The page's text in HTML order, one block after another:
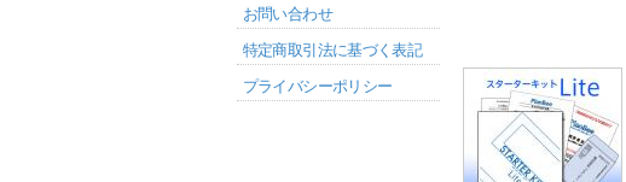
お問い合わせ
特定商取引法に基づく表記
プライバシーポリシー